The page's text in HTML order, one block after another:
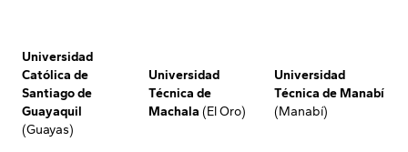
Universidad
Católica de
Santiago de
Guayaquil
(Guayas)
Universidad
Técnica de
Machala (El Oro)
Universidad
Técnica de Manabí
(Manabí)